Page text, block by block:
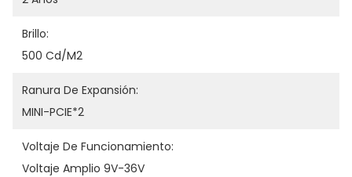
Brillo:
500 Cd/m2
Ranura De Expansión:
MINI-PCIE*2
Voltaje De Funcionamiento:
Voltaje Amplio 9V-36V